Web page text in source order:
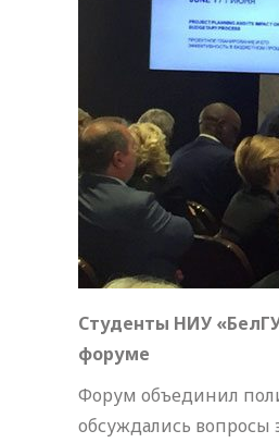
Студенты НИУ
форуме
Форум объединил
обсуждались вопросы